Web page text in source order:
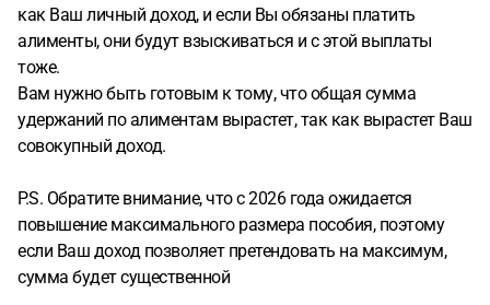
как Ваш личный доход, и если Вы обязаны платить
алименты, они будут взыскиваться и с этой выплаты
тоже.
Вам нужно быть готовым к тому, что общая сумма
удержаний по алиментам вырастет, так как вырастет Ваш
совокупный доход.
P.S. Обратите внимание, что с 2026 года ожидается
повышение максимального размера пособия, поэтому
если Ваш доход позволяет претендовать на максимум,
сумма будет существенной